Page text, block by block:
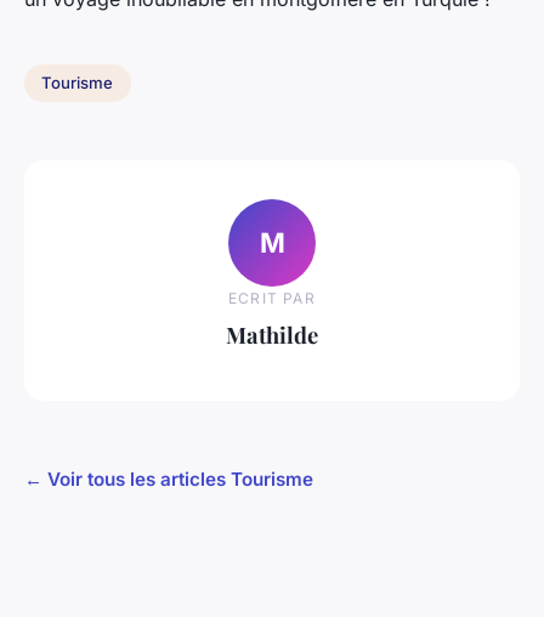
Tourisme
M
ECRIT PAR
Mathilde
← Voir tous les articles Tourisme